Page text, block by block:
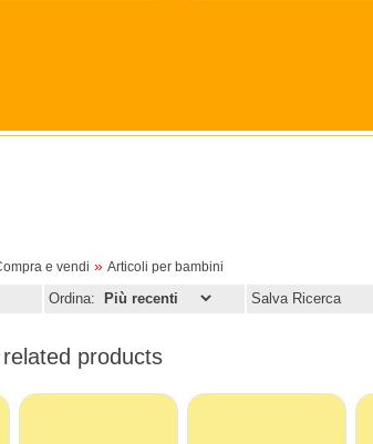
e vendi » Articoli per bambini
Ordina: Salva Ricerca